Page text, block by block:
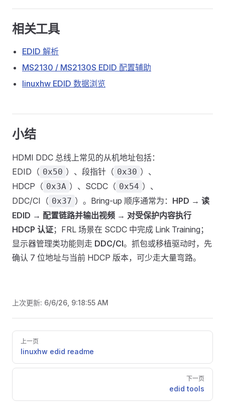
相关工具
EDID 解析
MS2130 / MS2130S EDID 配置辅助
linuxhw EDID 数据浏览
小结
HDMI DDC 总线上常见的从机地址包括：
EDID（ 0x50 ）、段指针（ 0x30 ）、
HDCP（ 0x3A ）、SCDC（ 0x54 ）、
DDC/CI（ 0x37 ）。Bring-up 顺序通常为： HPD → 读
EDID → 配置链路并输出视频 → 对受保护内容执行
HDCP 认证；FRL 场景在 SCDC 中完成 Link Training；
显示器管理类功能则走 DDC/CI。抓包或移植驱动时，先
确认 7 位地址与当前 HDCP 版本，可少走大量弯路。
上次更新: 6/6/26, 9:18:55 AM
Pager
上一页
linuxhw edid readme
下一页
edid tools